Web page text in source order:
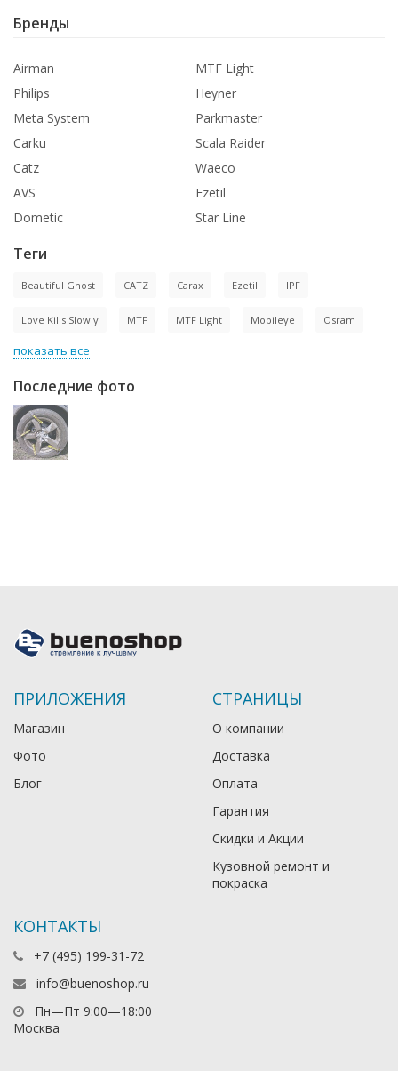
Бренды
Airman
MTF Light
Philips
Heyner
Meta System
Parkmaster
Carku
Scala Raider
Catz
Waeco
AVS
Ezetil
Dometic
Star Line
Теги
Beautiful Ghost CATZ Carax Ezetil IPF
Love Kills Slowly MTF MTF Light Mobileye Osram
показать все
Последние фото
ПРИЛОЖЕНИЯ
Магазин
Фото
Блог
СТРАНИЦЫ
О компании
Доставка
Оплата
Гарантия
Скидки и Акции
Кузовной ремонт и
покраска
КОНТАКТЫ
+7 (495) 199-31-72
info@buenoshop.ru
Пн—Пт 9:00—18:00
Москва